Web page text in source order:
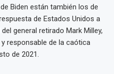
Biden están también los de
de Estados Unidos a
general retirado Mark Milley,
responsable de la caótica
de 2021.